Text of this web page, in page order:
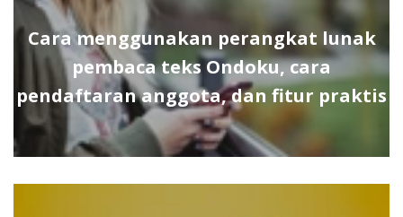
Cara menggunakan perangkat lunak
pembaca teks Ondoku, cara
pendaftaran anggota, dan fitur praktis